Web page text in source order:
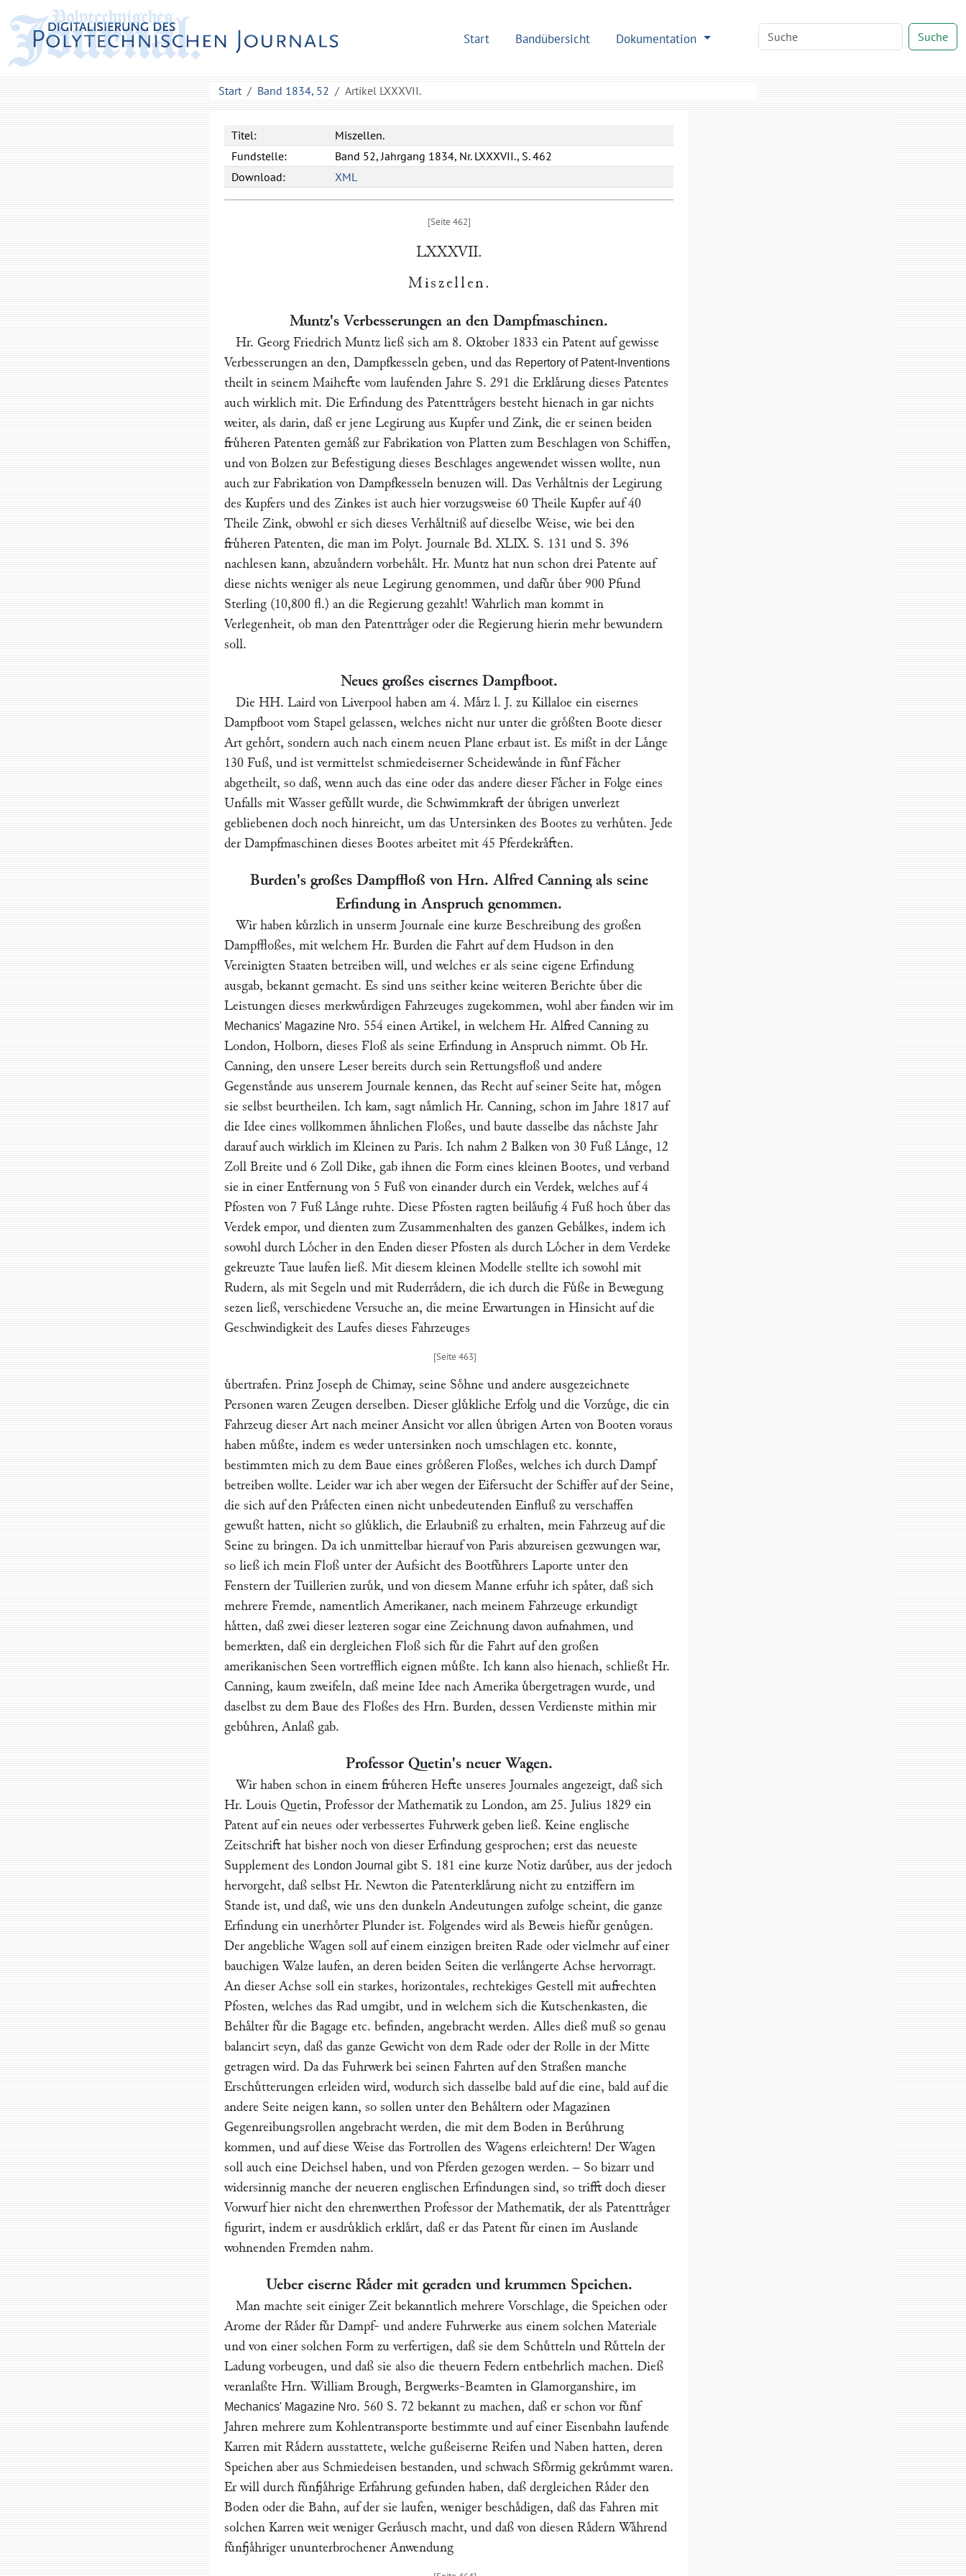
Start Bandübersicht Dokumentation Suche
Start Band 1834, 52 Artikel LXXXVII.
Titel:
Miszellen.
Fundstelle:
Band 52, Jahrgang 1834, Nr. LXXXVII., S. 462
Download:
XML
LXXXVII.
Miszellen .
Muntz's Verbesserungen an den Dampfmaschinen.
Hr. Georg Friedrich Muntz ließ sich am 8. Oktober 1833 ein Patent auf gewisse
Verbesserungen an den, Dampfkesseln geben, und das Repertory of Patent-Inventions
theilt in seinem Maihefte vom laufenden Jahre S. 291 die Erklaͤrung dieses Patentes
auch wirklich mit. Die Erfindung des Patenttraͤgers besteht hienach in gar nichts
weiter, als darin, daß er jene Legirung aus Kupfer und Zink, die er seinen beiden
fruͤheren Patenten gemaͤß zur Fabrikation von Platten zum Beschlagen von Schiffen,
und von Bolzen zur Befestigung dieses Beschlages angewendet wissen wollte, nun
auch zur Fabrikation von Dampfkesseln benuzen will. Das Verhaͤltnis der Legirung
des Kupfers und des Zinkes ist auch hier vorzugsweise 60 Theile Kupfer auf 40
Theile Zink, obwohl er sich dieses Verhaͤltniß auf dieselbe Weise, wie bei den
fruͤheren Patenten, die man im Polyt. Journale Bd. XLIX. S. 131 und S. 396
nachlesen kann, abzuaͤndern vorbehaͤlt. Hr. Muntz hat nun schon drei Patente auf
diese nichts weniger als neue Legirung genommen, und dafuͤr uͤber 900 Pfund
Sterling (10,800 fl.) an die Regierung gezahlt! Wahrlich man kommt in
Verlegenheit, ob man den Patenttraͤger oder die Regierung hierin mehr bewundern
soll.
Neues großes eisernes Dampfboot.
Die HH. Laird von Liverpool haben am 4. Maͤrz l. J. zu Killaloe ein eisernes
Dampfboot vom Stapel gelassen, welches nicht nur unter die groͤßten Boote dieser
Art gehoͤrt, sondern auch nach einem neuen Plane erbaut ist. Es mißt in der Laͤnge
130 Fuß, und ist vermittelst schmiedeiserner Scheidewaͤnde in fuͤnf Faͤcher
abgetheilt, so daß, wenn auch das eine oder das andere dieser Faͤcher in Folge eines
Unfalls mit Wasser gefuͤllt wurde, die Schwimmkraft der uͤbrigen unverlezt
gebliebenen doch noch hinreicht, um das Untersinken des Bootes zu verhuͤten. Jede
der Dampfmaschinen dieses Bootes arbeitet mit 45 Pferdekraͤften.
Burden's großes Dampffloß von Hrn. Alfred Canningals seine
Erfindung in Anspruch genommen.
Wir haben kuͤrzlich in unserm Journale eine kurze Beschreibung des großen
Dampffloßes, mit welchem Hr. Burden die Fahrt auf dem Hudson in den
Vereinigten Staaten betreiben will, und welches er als seine eigene Erfindung
ausgab, bekannt gemacht. Es sind uns seither keine weiteren Berichte uͤber die
Leistungen dieses merkwuͤrdigen Fahrzeuges zugekommen, wohl aber fanden wir im
Mechanics' Magazine Nro. 554 einen Artikel, in welchem Hr. Alfred Canning zu
London, Holborn, dieses Floß als seine Erfindung in Anspruch nimmt. Ob Hr.
Canning, den unsere Leser bereits durch sein Rettungsfloß und andere
Gegenstaͤnde aus unserem Journale kennen, das Recht auf seiner Seite hat, moͤgen
sie selbst beurtheilen. Ich kam, sagt naͤmlich Hr. Canning, schon im Jahre 1817 auf
die Idee eines vollkommen aͤhnlichen Floßes, und baute dasselbe das naͤchste Jahr
darauf auch wirklich im Kleinen zu Paris. Ich nahm 2 Balken von 30 Fuß Laͤnge, 12
Zoll Breite und 6 Zoll Dike, gab ihnen die Form eines kleinen Bootes, und verband
sie in einer Entfernung von 5 Fuß von einander durch ein Verdek, welches auf 4
Pfosten von 7 Fuß Laͤnge ruhte. Diese Pfosten ragten beilaͤufig 4 Fuß hoch uͤber das
Verdek empor, und dienten zum Zusammenhalten des ganzen Gebaͤlkes, indem ich
sowohl durch Loͤcher in den Enden dieser Pfosten als durch Loͤcher in dem Verdeke
gekreuzte Taue laufen ließ. Mit diesem kleinen Modelle stellte ich sowohl mit
Rudern, als mit Segeln und mit Ruderraͤdern, die ich durch die Fuͤße in Bewegung
sezen ließ, verschiedene Versuche an, die meine Erwartungen in Hinsicht auf die
Geschwindigkeit des Laufes dieses Fahrzeuges
uͤbertrafen. Prinz Joseph de Chimay, seine Soͤhne und andere ausgezeichnete
Personen waren Zeugen derselben. Dieser gluͤkliche Erfolg und die Vorzuͤge, die ein
Fahrzeug dieser Art nach meiner Ansicht vor allen uͤbrigen Arten von Booten voraus
haben muͤßte, indem es weder untersinken noch umschlagen etc. konnte,
bestimmten mich zu dem Baue eines groͤßeren Floßes, welches ich durch Dampf
betreiben wollte. Leider war ich aber wegen der Eifersucht der Schiffer auf der Seine,
die sich auf den Praͤfecten einen nicht unbedeutenden Einfluß zu verschaffen
gewußt hatten, nicht so gluͤklich, die Erlaubniß zu erhalten, mein Fahrzeug auf die
Seine zu bringen. Da ich unmittelbar hierauf von Paris abzureisen gezwungen war,
so ließ ich mein Floß unter der Aufsicht des Bootfuͤhrers Laporte unter den
Fenstern der Tuillerien zuruͤk, und von diesem Manne erfuhr ich spaͤter, daß sich
mehrere Fremde, namentlich Amerikaner, nach meinem Fahrzeuge erkundigt
haͤtten, daß zwei dieser lezteren sogar eine Zeichnung davon aufnahmen, und
bemerkten, daß ein dergleichen Floß sich fuͤr die Fahrt auf den großen
amerikanischen Seen vortrefflich eignen muͤßte. Ich kann also hienach, schließt Hr.
Canning, kaum zweifeln, daß meine Idee nach Amerika uͤbergetragen wurde, und
daselbst zu dem Baue des Floßes des Hrn. Burden, dessen Verdienste mithin mir
gebuͤhren, Anlaß gab.
Professor Quetin's neuer Wagen.
Wir haben schon in einem fruͤheren Hefte unseres Journales angezeigt, daß sich
Hr. Louis Quetin, Professor der Mathematik zu London, am 25. Julius 1829 ein
Patent auf ein neues oder verbessertes Fuhrwerk geben ließ. Keine englische
Zeitschrift hat bisher noch von dieser Erfindung gesprochen; erst das neueste
Supplement des London Journal
gibt S. 181 eine kurze Notiz daruͤber, aus der jedoch
hervorgeht, daß selbst Hr. Newton die Patenterklaͤrung nicht zu entziffern im
Stande ist, und daß, wie uns den dunkeln Andeutungen zufolge scheint, die ganze
Erfindung ein unerhoͤrter Plunder ist. Folgendes wird als Beweis hiefuͤr genuͤgen.
Der angebliche Wagen soll auf einem einzigen breiten Rade oder vielmehr auf einer
bauchigen Walze laufen, an deren beiden Seiten die verlaͤngerte Achse hervorragt.
An dieser Achse soll ein starkes, horizontales, rechtekiges Gestell mit aufrechten
Pfosten, welches das Rad umgibt, und in welchem sich die Kutschenkasten, die
Behaͤlter fuͤr die Bagage etc. befinden, angebracht werden. Alles dieß muß so genau
balancirt seyn, daß das ganze Gewicht von dem Rade oder der Rolle in der Mitte
getragen wird. Da das Fuhrwerk bei seinen Fahrten auf den Straßen manche
Erschuͤtterungen erleiden wird, wodurch sich dasselbe bald auf die eine, bald auf die
andere Seite neigen kann, so sollen unter den Behaͤltern oder Magazinen
Gegenreibungsrollen angebracht werden, die mit dem Boden in Beruͤhrung
kommen, und auf diese Weise das Fortrollen des Wagens erleichtern! Der Wagen
soll auch eine Deichsel haben, und von Pferden gezogen werden. – So bizarr und
widersinnig manche der neueren englischen Erfindungen sind, so trifft doch dieser
Vorwurf hier nicht den ehrenwerthen Professor der Mathematik, der als Patenttraͤger
figurirt, indem er ausdruͤklich erklaͤrt, daß er das Patent fuͤr einen im Auslande
wohnenden Fremden nahm.
Ueber eiserne Raͤder mit geraden und krummen Speichen.
Man machte seit einiger Zeit bekanntlich mehrere Vorschlage, die Speichen oder
Arome der Raͤder fuͤr Dampf- und andere Fuhrwerke aus einem solchen Materiale
und von einer solchen Form zu verfertigen, daß sie dem Schuͤtteln und Ruͤtteln der
Ladung vorbeugen, und daß sie also die theuern Federn entbehrlich machen. Dieß
veranlaßte Hrn. William Brough, Bergwerks-Beamten in Glamorganshire, im
Mechanics' Magazine Nro. 560 S. 72 bekannt zu machen, daß er schon vor fuͤnf
Jahren mehrere zum Kohlentransporte bestimmte und auf einer Eisenbahn laufende
Karren mit Raͤdern ausstattete, welche gußeiserne Reifen und Naben hatten, deren
Speichen aber aus Schmiedeisen bestanden, und schwach Sfoͤrmig gekruͤmmt waren.
Er will durch fuͤnfjaͤhrige Erfahrung gefunden haben, daß dergleichen Raͤder den
Boden oder die Bahn, auf der sie laufen, weniger beschaͤdigen, daß das Fahren mit
solchen Karren weit weniger Geraͤusch macht, und daß von diesen Raͤdern Waͤhrend
fuͤnfjaͤhriger ununterbrochener Anwendung